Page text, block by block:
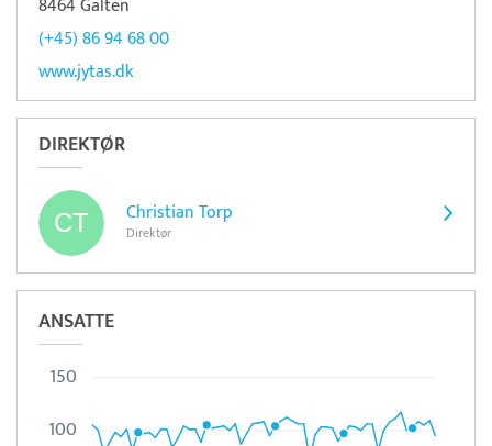
8464 Galten
(+45) 86 94 68 00
www.jytas.dk
DIREKTØR
Christian Torp
Direktør
ANSATTE
100
150